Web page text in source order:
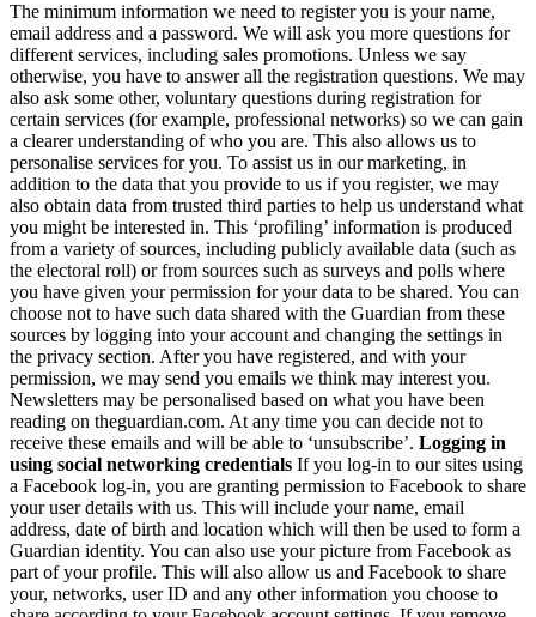
The minimum information we need to register you is your name,
email address and a password. We will ask you more questions for
different services, including sales promotions. Unless we say
otherwise, you have to answer all the registration questions. We may
also ask some other, voluntary questions during registration for
certain services (for example, professional networks) so we can gain
a clearer understanding of who you are. This also allows us to
personalise services for you. To assist us in our marketing, in
addition to the data that you provide to us if you register, we may
also obtain data from trusted third parties to help us understand what
you might be interested in. This ‘profiling’ information is produced
from a variety of sources, including publicly available data (such as
the electoral roll) or from sources such as surveys and polls where
you have given your permission for your data to be shared. You can
choose not to have such data shared with the Guardian from these
sources by logging into your account and changing the settings in
the privacy section. After you have registered, and with your
permission, we may send you emails we think may interest you.
Newsletters may be personalised based on what you have been
reading on theguardian.com. At any time you can decide not to
receive these emails and will be able to ‘unsubscribe’. Logging in
using social networking credentials If you log-in to our sites using
a Facebook log-in, you are granting permission to Facebook to share
your user details with us. This will include your name, email
address, date of birth and location which will then be used to form a
Guardian identity. You can also use your picture from Facebook as
part of your profile. This will also allow us and Facebook to share
your, networks, user ID and any other information you choose to